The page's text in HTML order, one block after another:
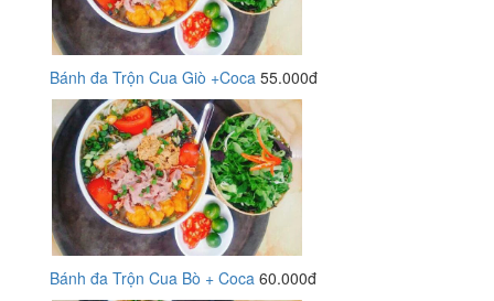
Bánh đa Trộn Cua Giò +Coca 55.000đ
Bánh đa Trộn Cua Bò + Coca 60.000đ